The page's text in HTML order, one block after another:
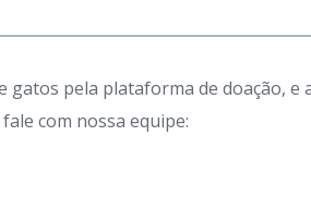
gatos pela plataforma de doação,
com nossa equipe: